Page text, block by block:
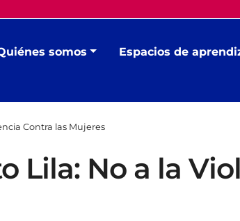
somos Espacios de
Contra las Mujeres
Lila: No a la